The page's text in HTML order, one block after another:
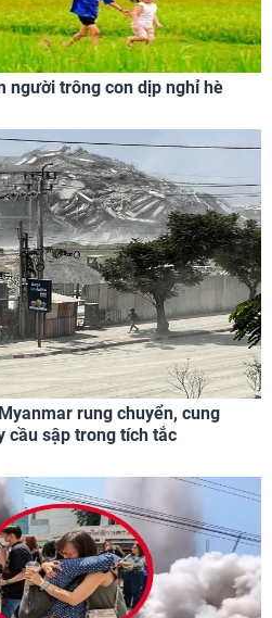
người trông con dịp nghỉ hè
rung chuyển, cung
cầu sập trong tích tắc